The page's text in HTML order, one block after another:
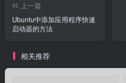
上一篇
Ubuntu中添加应用程序快速
启动器的方法
相关推荐